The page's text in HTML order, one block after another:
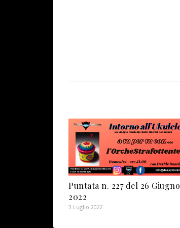
Puntata n. 227 del 26 Giugno
2022
3 Luglio 2022